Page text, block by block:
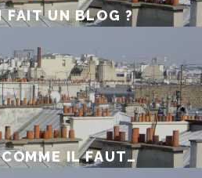
FAIT UN BLOG ?
IL FAUT…